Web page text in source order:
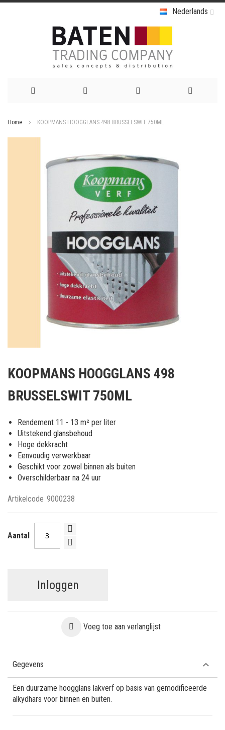
Nederlands
Home KOOPMANS HOOGGLANS 498 BRUSSELSWIT 750ML
het
van
afbeeldingen-
gallerij
KOOPMANS HOOGGLANS 498
BRUSSELSWIT 750ML
Rendement 11 - 13 m² per liter
Uitstekend glansbehoud
Hoge dekkracht
Eenvoudig verwerkbaar
Geschikt voor zowel binnen als buiten
Overschilderbaar na 24 uur
Artikelcode 9000238
Aantal
Inloggen
Voeg toe aan verlanglijst
Gegevens
Een duurzame hoogglans lakverf op basis van gemodificeerde
alkydhars voor binnen en buiten.